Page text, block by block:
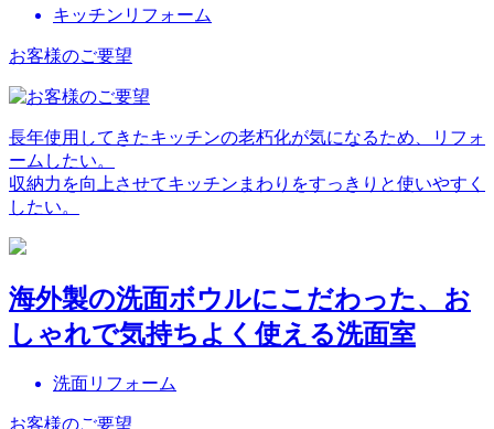
キッチンリフォーム
お客様のご要望
長年使用してきたキッチンの老朽化が気になるため、リフォ
ームしたい。
収納力を向上させてキッチンまわりをすっきりと使いやすく
したい。
海外製の洗面ボウルにこだわった、お
しゃれで気持ちよく使える洗面室
洗面リフォーム
お客様のご要望